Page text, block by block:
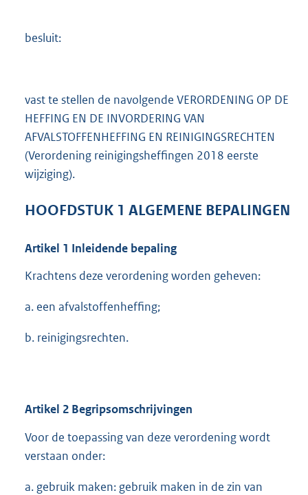
besluit:
vast te stellen de navolgende VERORDENING OP DE
HEFFING EN DE INVORDERING VAN
AFVALSTOFFENHEFFING EN REINIGINGSRECHTEN
(Verordening reinigingsheffingen 2018 eerste
wijziging).
HOOFDSTUK 1 ALGEMENE BEPALINGEN
Artikel 1 Inleidende bepaling
Krachtens deze verordening worden geheven:
a. een afvalstoffenheffing;
b. reinigingsrechten.
Artikel 2 Begripsomschrijvingen
Voor de toepassing van deze verordening wordt
verstaan onder:
a. gebruik maken: gebruik maken in de zin van